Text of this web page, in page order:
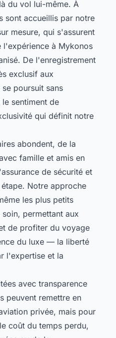
du vol lui-même. À
sont accueillis par notre
mesure, qui s'assurent
l'expérience à Mykonos
De l'enregistrement
exclusif aux
poursuit sans
sentiment de
qui définit notre
abondent, de la
famille et amis en
de sécurité et
Notre approche
les plus petits
permettant aux
de profiter du voyage
du luxe — la liberté
l'expertise et la
avec transparence
peuvent remettre en
privée, mais pour
coût du temps perdu,